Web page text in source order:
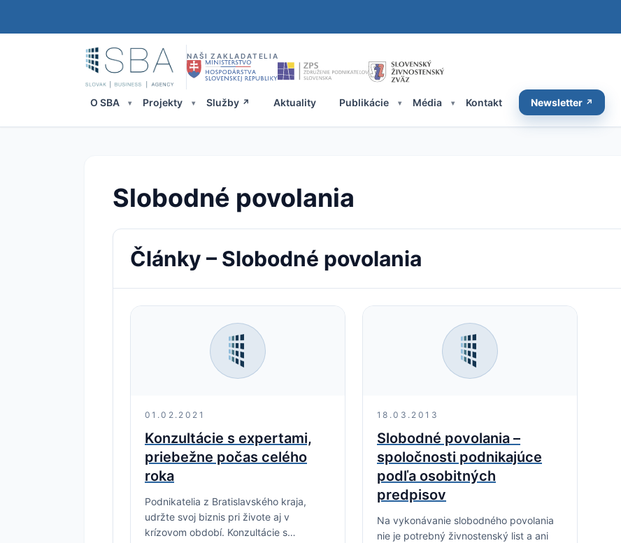
NAŠI ZAKLADATELIA
O SBA Projekty Služby Aktuality Publikácie Média Kontakt Newsletter
Slobodné povolania
Články – Slobodné povolania
01.02.2021
Konzultácie s expertami,
priebežne počas celého
roka
Podnikatelia z Bratislavského kraja,
udržte svoj biznis pri živote aj v
krízovom období. Konzultácie s
18.03.2013
Slobodné povolania –
spoločnosti podnikajúce
podľa osobitných
predpisov
Na vykonávanie slobodného povolania
nie je potrebný živnostenský list a ani